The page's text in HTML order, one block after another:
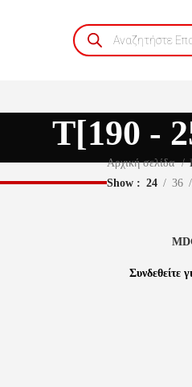
Products
search
T[190 -
Αρχική σελίδα
Show
24 36
ΔΙΑΒΆΣΤΕ
Συνδεθείτε